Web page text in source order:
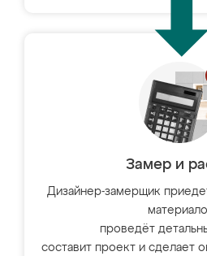
Замер и
Дизайнер-замерщик
проведёт
составит проект и сделает